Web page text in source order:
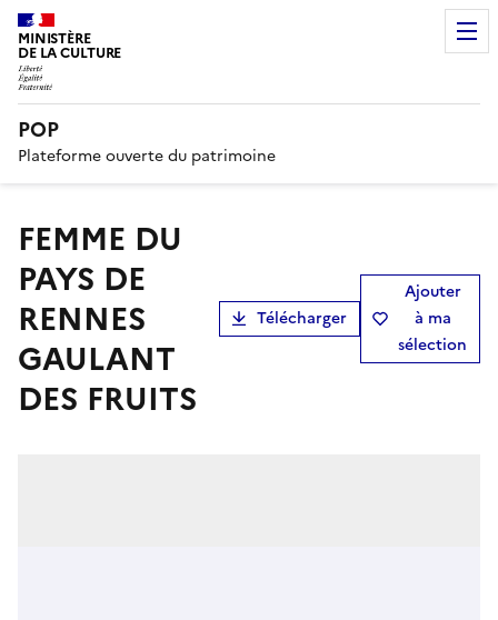
MINISTÈRE
DE LA CULTURE
POP
Plateforme ouverte du patrimoine
FEMME DU
PAYS DE
RENNES
GAULANT
DES FRUITS
Télécharger
Ajouter
à ma
sélection